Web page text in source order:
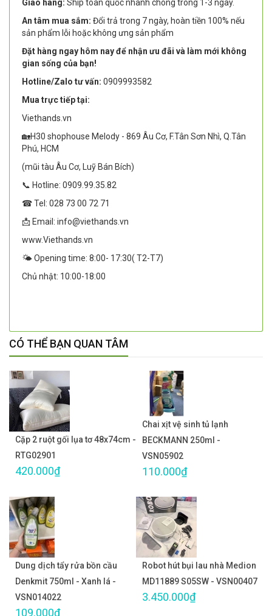
Giao hàng: Ship toàn quốc nhanh chóng trong 1-3 ngày.
An tâm mua sắm: Đổi trả trong 7 ngày, hoàn tiền 100% nếu
sản phẩm lỗi hoặc không ưng sản phẩm
Đặt hàng ngay hôm nay để nhận ưu đãi và làm mới không
gian sống của bạn!
Hotline/Zalo tư vấn: 0909993582
Mua trực tiếp tại:
Viethands.vn
🏡H30 shophouse Melody - 869 Âu Cơ, F.Tân Sơn Nhì, Q.Tân
Phú, HCM
(mũi tàu Âu Cơ, Luỹ Bán Bích)
📞 Hotline: 0909.99.35.82
☎ Tel: 028 73 00 72 71
📩 Email: info@viethands.vn
www.Viethands.vn
🌤️ Opening time: 8:00- 17:30( T2-T7)
Chủ nhật: 10:00-18:00
CÓ THỂ BẠN QUAN TÂM
Cặp 2 ruột gối lụa tơ 48x74cm -
RTG02901
420.000₫
Chai xịt vệ sinh tủ lạnh
BECKMANN 250ml -
VSN05902
110.000₫
Dung dịch tẩy rửa bồn cầu
Denkmit 750ml - Xanh lá -
VSN014022
109.000₫
Robot hút bụi lau nhà Medion
MD11889 S05SW - VSN00407
3.450.000₫